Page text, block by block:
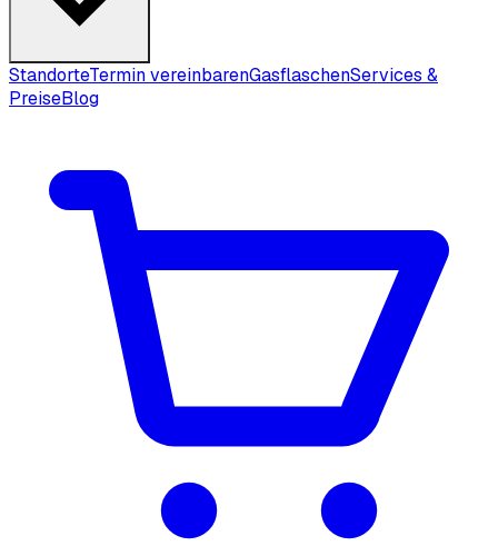
StandorteTermin vereinbarenGasflaschenServices &
PreiseBlog